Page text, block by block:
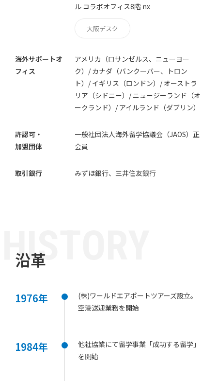
ル コラボオフィス8階 nx
大阪デスク
海外サポートオ
フィス
アメリカ（ロサンゼルス、ニューヨー
ク）/ カナダ（バンクーバー、トロン
ト）/ イギリス（ロンドン）/ オーストラ
リア（シドニー）/ ニュージーランド（オ
ークランド）/ アイルランド（ダブリン）
許認可・
加盟団体
一般社団法人海外留学協議会（JAOS）正
会員
取引銀行 みずほ銀行、三井住友銀行
HIS
沿革
1976年
(株)ワールドエアポートツアーズ設立。
空港送迎業務を開始
1984年
他社協業にて留学事業「成功する留学」
を開始